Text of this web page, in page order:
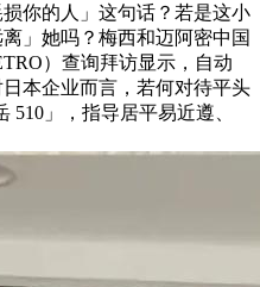
你的人」这句话？若是这小
」她吗？梅西和迈阿密中国
）查询拜访显示，自动
本企业而言，若何对待平头
510」，指导居平易近遵、